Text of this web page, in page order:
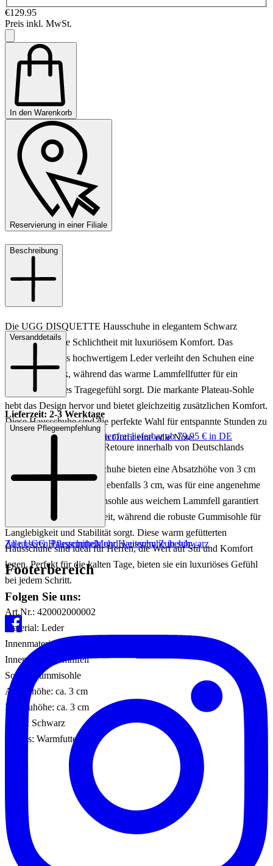
€129.95
Preis inkl. MwSt.
In den Warenkorb
Reservierung in einer Filiale
Beschreibung
Die UGG DISQUETTE Hausschuhe in elegantem Schwarz
vereinen stilvolle Schlichtheit mit luxuriösem Komfort. Das
Obermaterial aus hochwertigem Leder verleiht den Schuhen eine
zeitlose Ästhetik, während das warme Lammfellfutter für ein
unvergleichliches Tragegefühl sorgt. Die markante Plateau-Sohle
hebt das Design hervor und bietet gleichzeitig zusätzlichen Komfort.
Diese Hausschuhe sind die perfekte Wahl für entspannte Stunden zu
Hause und verleihen jedem Outfit eine edle Note.
Die DISQUETTE Hausschuhe bieten eine Absatzhöhe von 3 cm
und eine Plateauhöhe von ebenfalls 3 cm, was für eine angenehme
Erhöhung sorgt. Die Innensohle aus weichem Lammfell garantiert
Wärme und Bequemlichkeit, während die robuste Gummisohle für
Langlebigkeit und Stabilität sorgt. Diese warm gefütterten
Hausschuhe sind ideal für Herren, die Wert auf Stil und Komfort
legen. Perfekt für die kalten Tage, bieten sie ein luxuriöses Gefühl
bei jedem Schritt.
Art.Nr.: 420002000002
Material: Leder
Innenmaterial: Lammfell
Innensohle: Lammfell
Sohle: Gummisohle
Absatzhöhe: ca. 3 cm
Plateauhöhe: ca. 3 cm
Farbe: Schwarz
Details: Warmfutter
Versanddetails
Lieferzeit: 2-3 Werktage
Keine Versandkosten:
kostenfrei lieferbar ab 79,95 € in DE
Einfache und Kostenlose Retoure innerhalb von Deutschlands
Unsere Pflegeempfehlung
Zu unseren Pflegemitteln und weiterem Zubehör
Alle UGG HausschuheMehr Hausschuhe in schwarz
Footerbereich
Folgen Sie uns: